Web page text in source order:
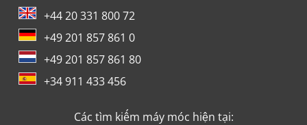
+44 20 331 800 72
+49 201 857 861 0
+49 201 857 861 80
+34 911 433 456
Các tìm kiếm máy móc hiện tại: